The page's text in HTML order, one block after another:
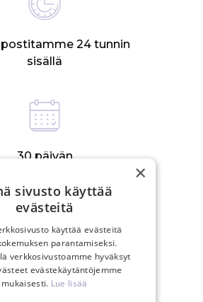
24 tunnin
sisällä
30 päivän
TUOTTEET
×
sivusto käyttää
evästeitä
käyttää evästeitä
parantamiseksi.
verkkosivustoamme hyväksyt
evästekäytäntöjemme
mukaisesti. Lue lisää